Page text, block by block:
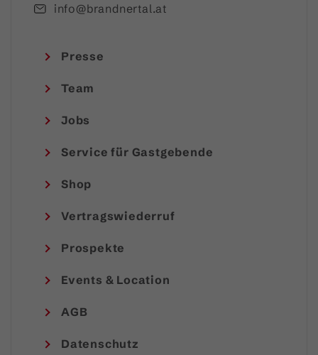
info@brandnertal.at
Presse
Team
Jobs
Service für Gastgebende
Shop
Vertragswiederruf
Prospekte
Events & Location
AGB
Datenschutz